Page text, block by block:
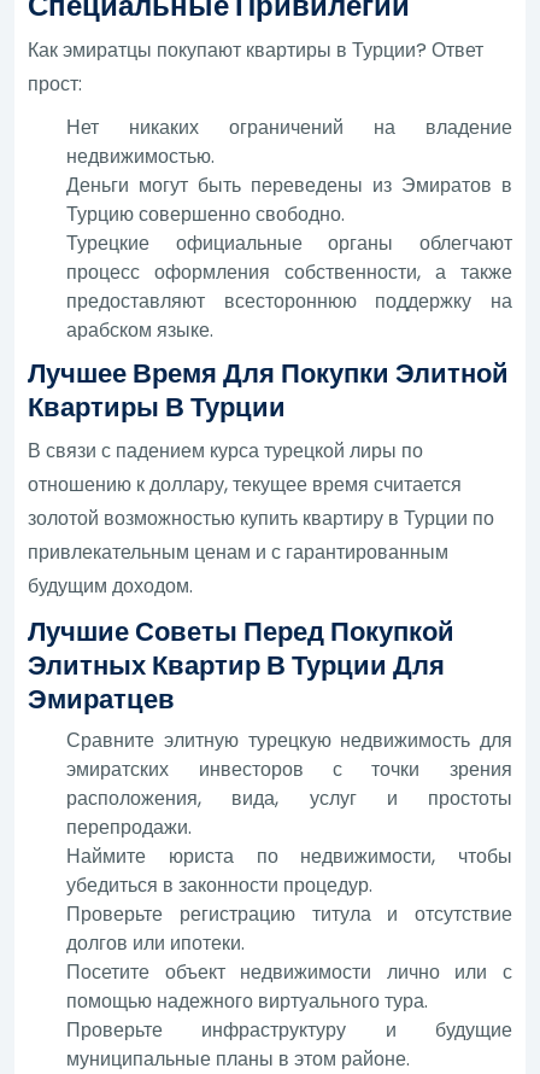
Как эмиратцы покупают квартиры в Турции? Ответ
прост:
Нет никаких ограничений на владение
недвижимостью.
Деньги могут быть переведены из Эмиратов в
Турцию совершенно свободно.
Турецкие официальные органы облегчают
процесс оформления собственности, а также
предоставляют всестороннюю поддержку на
арабском языке.
Лучшее Время Для Покупки Элитной
Квартиры В Турции
В связи с падением курса турецкой лиры по
отношению к доллару, текущее время считается
золотой возможностью купить квартиру в Турции по
привлекательным ценам и с гарантированным
будущим доходом.
Лучшие Советы Перед Покупкой
Элитных Квартир В Турции Для
Эмиратцев
Сравните элитную турецкую недвижимость для
эмиратских инвесторов с точки зрения
расположения, вида, услуг и простоты
перепродажи.
Наймите юриста по недвижимости, чтобы
убедиться в законности процедур.
Проверьте регистрацию титула и отсутствие
долгов или ипотеки.
Посетите объект недвижимости лично или с
помощью надежного виртуального тура.
Проверьте инфраструктуру и будущие
муниципальные планы в этом районе.